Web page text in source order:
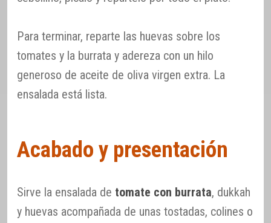
Para terminar, reparte las huevas sobre los
tomates y la burrata y adereza con un hilo
generoso de aceite de oliva virgen extra. La
ensalada está lista.
Acabado y presentación
Sirve la ensalada de tomate con burrata, dukkah
y huevas acompañada de unas tostadas, colines o